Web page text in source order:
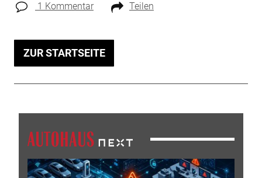
1 Kommentar Teilen
ZUR STARTSEITE